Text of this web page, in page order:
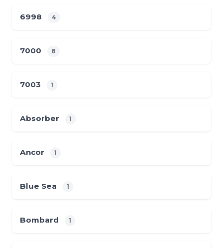
6998 4
7000 8
7003 1
Absorber 1
Ancor 1
Blue Sea 1
Bombard 1